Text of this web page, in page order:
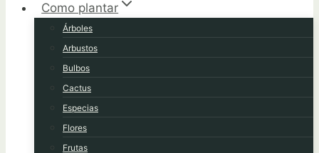
Como plantar
Árboles
Arbustos
Bulbos
Cactus
Especias
Flores
Frutas